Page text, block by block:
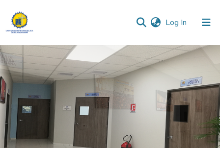
Log In (current)
Communities & Collections
All of DSpace
Statistics